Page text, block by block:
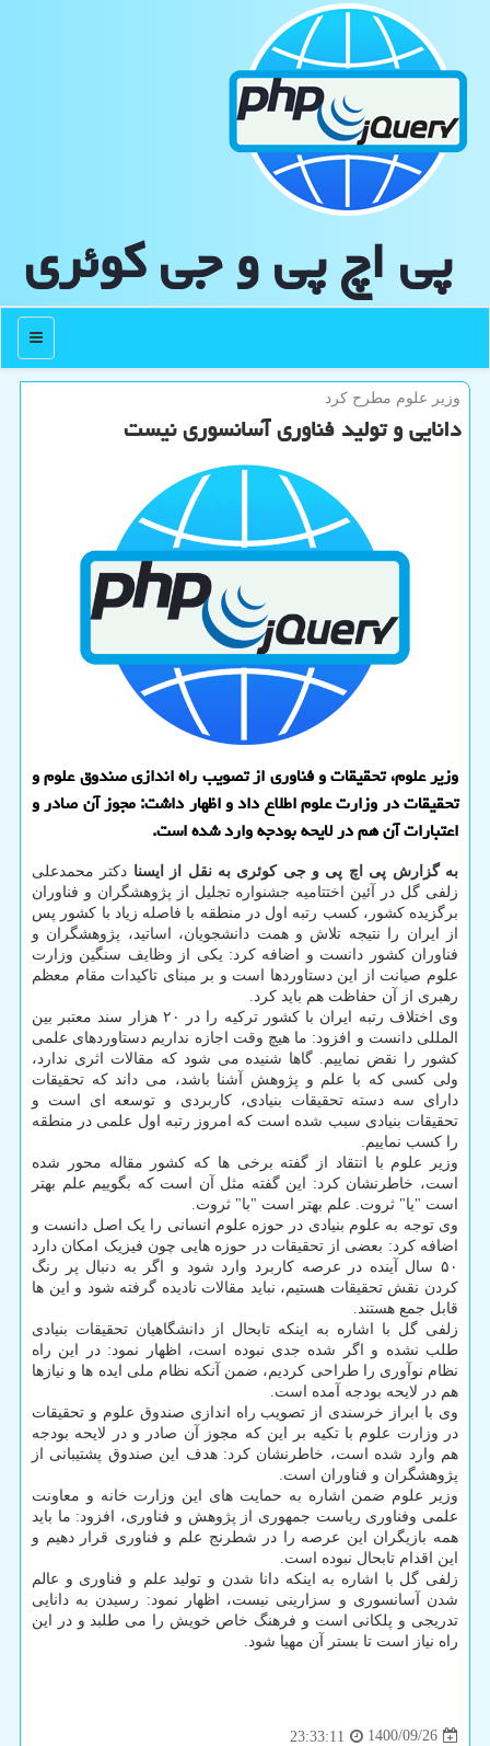
پی اچ پی و جی كوئری
منو
وزیر علوم مطرح كرد
دانایی و تولید فناوری آسانسوری نیست
وزیر علوم، تحقیقات و فناوری از تصویب راه اندازی صندوق علوم و
تحقیقات در وزارت علوم اطلاع داد و اظهار داشت: مجوز آن صادر و
اعتبارات آن هم در لایحه بودجه وارد شده است.
به گزارش پی اچ پی و جی کوئری به نقل از ایسنا دکتر محمدعلی
زلفی گل در آئین اختتامیه جشنواره تجلیل از پژوهشگران و فناوران
برگزیده کشور، کسب رتبه اول در منطقه با فاصله زیاد با کشور پس
از ایران را نتیجه تلاش و همت دانشجویان، اساتید، پژوهشگران و
فناوران کشور دانست و اضافه کرد: یکی از وظایف سنگین وزارت
علوم صیانت از این دستاوردها است و بر مبنای تاکیدات مقام معظم
رهبری از آن حفاظت هم باید کرد.
وی اختلاف رتبه ایران با کشور ترکیه را در ۲۰ هزار سند معتبر بین
المللی دانست و افزود: ما هیچ وقت اجازه نداریم دستاوردهای علمی
کشور را نقض نماییم. گاها شنیده می شود که مقالات اثری ندارد،
ولی کسی که با علم و پژوهش آشنا باشد، می داند که تحقیقات
دارای سه دسته تحقیقات بنیادی، کاربردی و توسعه ای است و
تحقیقات بنیادی سبب شده است که امروز رتبه اول علمی در منطقه
را کسب نماییم.
وزیر علوم با انتقاد از گفته برخی ها که کشور مقاله محور شده
است، خاطرنشان کرد: این گفته مثل آن است که بگوییم علم بهتر
است "یا" ثروت. علم بهتر است "با" ثروت.
وی توجه به علوم بنیادی در حوزه علوم انسانی را یک اصل دانست و
اضافه کرد: بعضی از تحقیقات در حوزه هایی چون فیزیک امکان دارد
۵۰ سال آینده در عرصه کاربرد وارد شود و اگر به دنبال پر رنگ
کردن نقش تحقیقات هستیم، نباید مقالات نادیده گرفته شود و این ها
قابل جمع هستند.
زلفی گل با اشاره به اینکه تابحال از دانشگاهیان تحقیقات بنیادی
طلب نشده و اگر شده جدی نبوده است، اظهار نمود: در این راه
نظام نوآوری را طراحی کردیم، ضمن آنکه نظام ملی ایده ها و نیازها
هم در لایحه بودجه آمده است.
وی با ابراز خرسندی از تصویب راه اندازی صندوق علوم و تحقیقات
در وزارت علوم با تکیه بر این که مجوز آن صادر و در لایحه بودجه
هم وارد شده است، خاطرنشان کرد: هدف این صندوق پشتیبانی از
پژوهشگران و فناوران است.
وزیر علوم ضمن اشاره به حمایت های این وزارت خانه و معاونت
علمی وفناوری ریاست جمهوری از پژوهش و فناوری، افزود: ما باید
همه بازیگران این عرصه را در شطرنج علم و فناوری قرار دهیم و
این اقدام تابحال نبوده است.
زلفی گل با اشاره به اینکه دانا شدن و تولید علم و فناوری و عالم
شدن آسانسوری و سزارینی نیست، اظهار نمود: رسیدن به دانایی
تدریجی و پلکانی است و فرهنگ خاص خویش را می طلبد و در این
راه نیاز است تا بستر آن مهیا شود.
1400/09/26
23:33:11